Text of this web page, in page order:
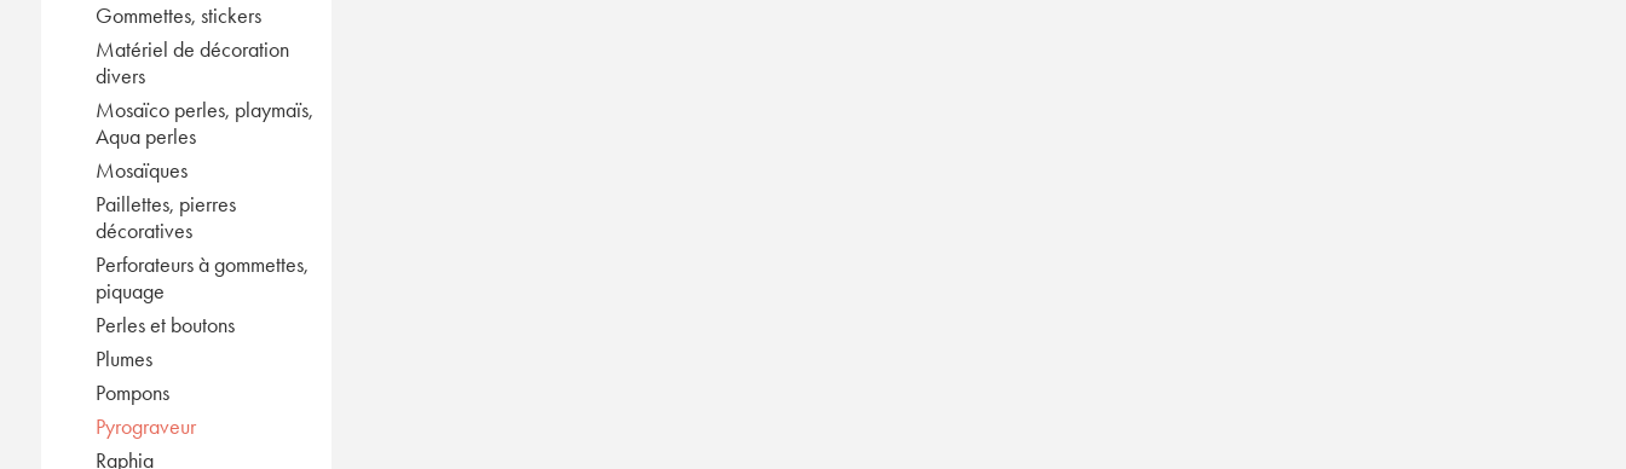
Gommettes, stickers
Matériel de décoration
divers
Mosaïco perles, playmaïs,
Aqua perles
Mosaïques
Paillettes, pierres
décoratives
Perforateurs à gommettes,
piquage
Perles et boutons
Plumes
Pompons
Pyrograveur
Raphia